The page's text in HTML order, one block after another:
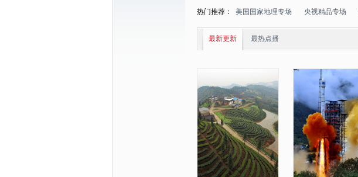
热门推荐： 美国国家地理专场 央视精品专场
最新更新 最热点播